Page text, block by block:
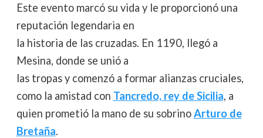
Este evento marcó su vida y le proporcionó una
reputación legendaria en
la historia de las cruzadas. En 1190, llegó a
Mesina, donde se unió a
las tropas y comenzó a formar alianzas cruciales,
como la amistad con Tancredo, rey de Sicilia, a
quien prometió la mano de su sobrinoArturo de
Bretaña.